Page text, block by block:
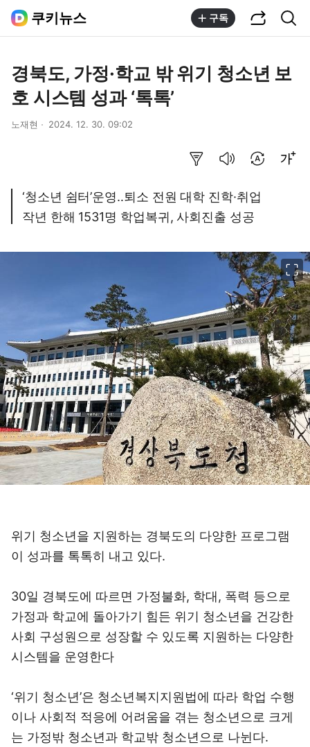
쿠키뉴스 구독
경북도, 가정·학교 밖 위기 청소년 보
호 시스템 성과 ‘톡톡’
노재현 2024. 12. 30. 09:02
‘청소년 쉼터’운영‥퇴소 전원 대학 진학·취업
작년 한해 1531명 학업복귀, 사회진출 성공
위기 청소년을 지원하는 경북도의 다양한 프로그램
이 성과를 톡톡히 내고 있다.
30일 경북도에 따르면 가정불화, 학대, 폭력 등으로
가정과 학교에 돌아가기 힘든 위기 청소년을 건강한
사회 구성원으로 성장할 수 있도록 지원하는 다양한
시스템을 운영한다
‘위기 청소년’은 청소년복지지원법에 따라 학업 수행
이나 사회적 적응에 어려움을 겪는 청소년으로 크게
는 가정밖 청소년과 학교밖 청소년으로 나뉜다.